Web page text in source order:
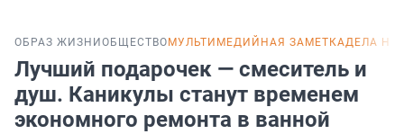
ОБРАЗ ЖИЗНИ ОБЩЕСТВО МУЛЬТИМЕДИЙНАЯ ЗАМЕТКАДЕЛА
Лучший подарочек — смеситель и
душ. Каникулы станут временем
экономного ремонта в ванной